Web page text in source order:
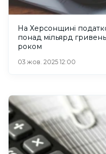
На Херсонщині
понад мільярд
роком
03 жов. 2025 12:00